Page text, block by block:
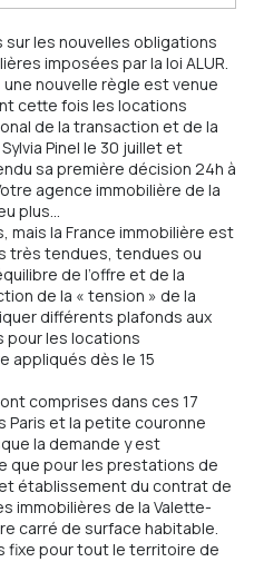
les nouvelles obligations
imposées par la loi ALUR.
nouvelle règle est venue
cette fois les locations
de la transaction et de la
Pinel le 30 juillet et
sa première décision 24h à
agence immobilière de la
plus…
mais la France immobilière est
très tendues, tendues ou
de l’offre et de la
de la « tension » de la
différents plafonds aux
pour les locations
appliqués dès le 15
comprises dans ces 17
Paris et la petite couronne
la demande y est
que pour les prestations de
établissement du contrat de
immobilières de la Valette-
carré de surface habitable.
fixe pour tout le territoire de